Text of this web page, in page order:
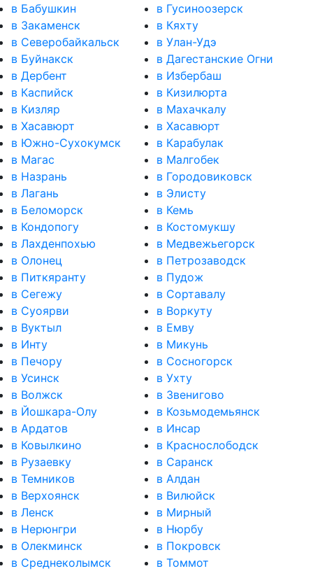
в Бабушкин
в Гусиноозерск
в Закаменск
в Кяхту
в Северобайкальск
в Улан-Удэ
в Буйнакск
в Дагестанские Огни
в Дербент
в Избербаш
в Каспийск
в Кизилюрта
в Кизляр
в Махачкалу
в Хасавюрт
в Хасавюрт
в Южно-Сухокумск
в Карабулак
в Магас
в Малгобек
в Назрань
в Городовиковск
в Лагань
в Элисту
в Беломорск
в Кемь
в Кондопогу
в Костомукшу
в Лахденпохью
в Медвежьегорск
в Олонец
в Петрозаводск
в Питкяранту
в Пудож
в Сегежу
в Сортавалу
в Суоярви
в Воркуту
в Вуктыл
в Емву
в Инту
в Микунь
в Печору
в Сосногорск
в Усинск
в Ухту
в Волжск
в Звенигово
в Йошкара-Олу
в Козьмодемьянск
в Ардатов
в Инсар
в Ковылкино
в Краснослободск
в Рузаевку
в Саранск
в Темников
в Алдан
в Верхоянск
в Вилюйск
в Ленск
в Мирный
в Нерюнгри
в Нюрбу
в Олекминск
в Покровск
в Среднеколымск
в Томмот